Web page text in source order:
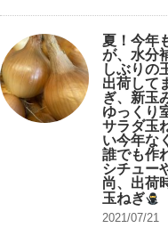
夏！今年
が、水分
しぶりの
出荷して
ぎ、新玉
ゆっくり
サラダ玉
い今年な
誰でも作
シチュー
尚、出荷
玉ねぎ
2021/07/21